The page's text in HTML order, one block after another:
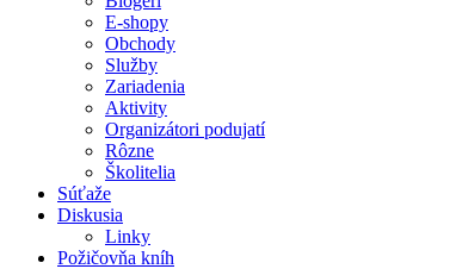
E-shopy
Obchody
Služby
Zariadenia
Aktivity
Organizátori podujatí
Rôzne
Školitelia
Súťaže
Diskusia
Linky
Požičovňa kníh